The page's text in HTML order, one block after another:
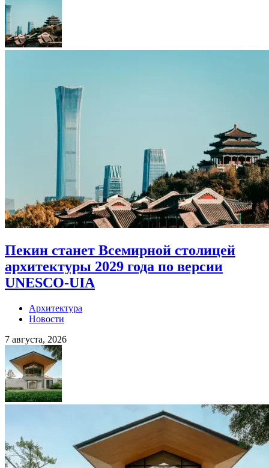
Пекин станет Всемирной столицей
архитектуры 2029 года по версии
UNESCO-UIA
Архитектура
Новости
7 августа, 2026